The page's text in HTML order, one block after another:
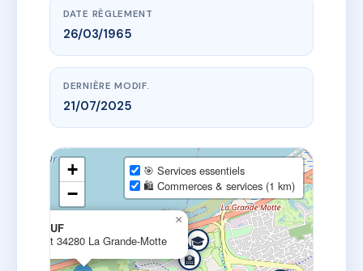
DATE RÈGLEMENT
26/03/1965
DERNIÈRE MODIF.
21/07/2025
🏫
🎓
SURCOUF
r du levant 34280 La Grande-Motte
×
+
−
🎯 Services essentiels
🛍️ Commerces & services (1 km)